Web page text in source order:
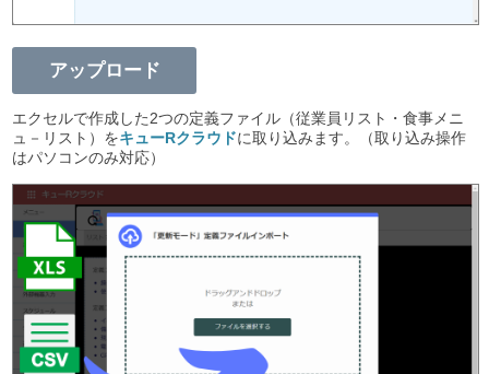
アップロード
エクセルで作成した2つの定義ファイル（従業員リスト・食事メニ
ュ－リスト）をキューRクラウドに取り込みます。（取り込み操作
はパソコンのみ対応）